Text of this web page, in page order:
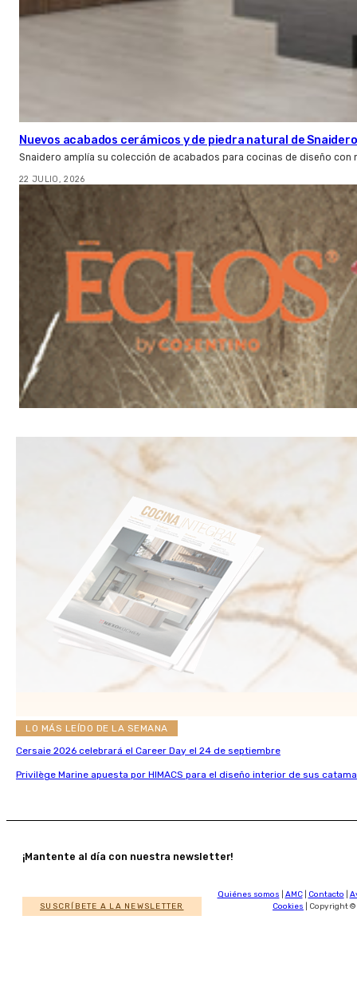
Nuevos acabados cerámicos y de piedra natural de Snaidero
Snaidero amplía su colección de acabados para cocinas de diseño
22 JULIO, 2026
LO MÁS LEÍDO DE LA SEMANA
Cersaie 2026 celebrará el Career Day el 24 de septiembre
Privilège Marine apuesta por HIMACS para el diseño interior de sus
¡Mantente al día con nuestra newsletter!
SUSCRÍBETE A LA NEWSLETTER
Quiénes somos AMC| Contacto
Cookies | Copyright